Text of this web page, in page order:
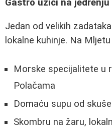
Gastro užici na jedrenju
Jedan od velikih
lokalne kuhinje. Na
Morske specijalitete u
Polačama
Domaću supu od
Skombru na žaru,